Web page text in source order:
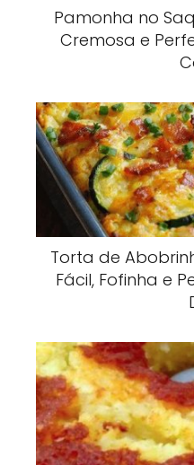
Pamonha no
Cremosa e
Torta de
Fácil, Fofinha e